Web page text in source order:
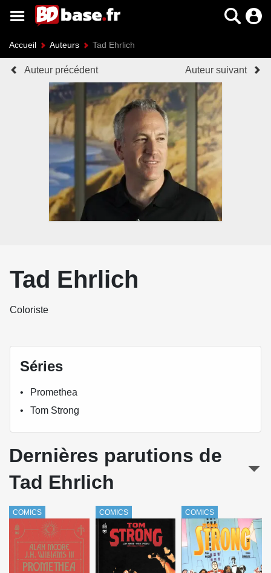
Accueil Auteurs Tad Ehrlich
Auteur précédent Auteur suivant
Tad Ehrlich
Coloriste
Séries
Promethea
Tom Strong
Dernières parutions de
Tad Ehrlich
COMICS COMICS COMICS